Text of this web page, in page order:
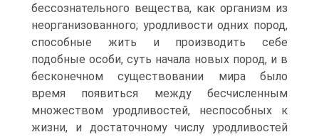
бессознательного вещества, как организм из
неорганизованного; уродливости одних пород,
способные жить и производить себе
подобные особи, суть начала новых пород, и в
бесконечном существовании мира было
время появиться между бесчисленным
множеством уродливостей, неспособных к
жизни, и достаточному числу уродливостей